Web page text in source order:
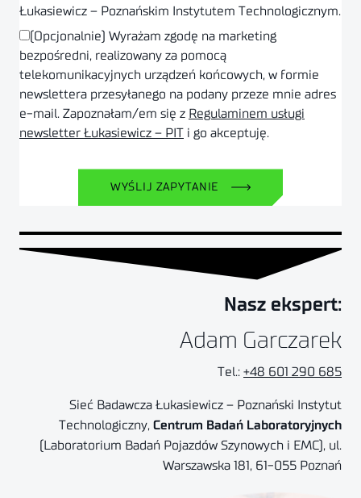
Łukasiewicz – Poznańskim Instytutem Technologicznym.
(Opcjonalnie) Wyrażam zgodę na marketing
bezpośredni, realizowany za pomocą
telekomunikacyjnych urządzeń końcowych, w formie
newslettera przesyłanego na podany przeze mnie adres
e-mail. Zapoznałam/em się z Regulaminem usługi
newsletter Łukasiewicz – PIT i go akceptuję.
WYŚLIJ ZAPYTANIE
Nasz ekspert:
Adam Garczarek
Tel.: +48 601 290 685
Sieć Badawcza Łukasiewicz – Poznański Instytut
Technologiczny, Centrum Badań Laboratoryjnych
(Laboratorium Badań Pojazdów Szynowych i EMC), ul.
Warszawska 181, 61-055 Poznań